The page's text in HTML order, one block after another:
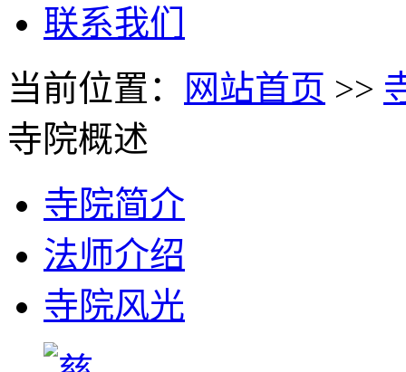
联系我们
当前位置：
网站首页 >>
寺院概述
寺院简介
法师介绍
寺院风光